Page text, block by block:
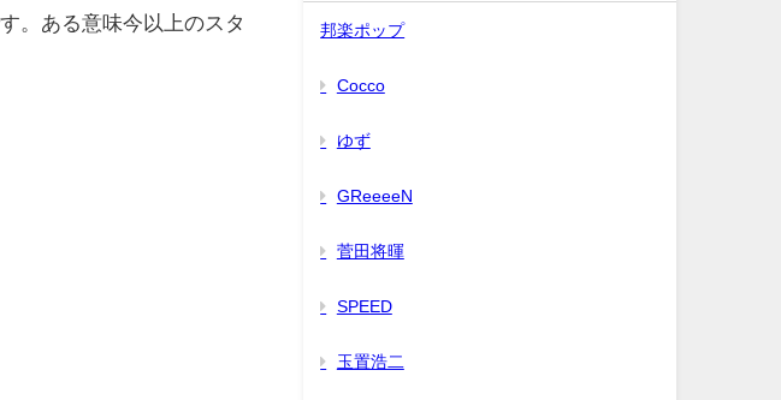
。ある意味今以上のスタ
邦楽ポップ
Cocco
ゆず
GReeeeN
菅田将暉
SPEED
玉置浩二